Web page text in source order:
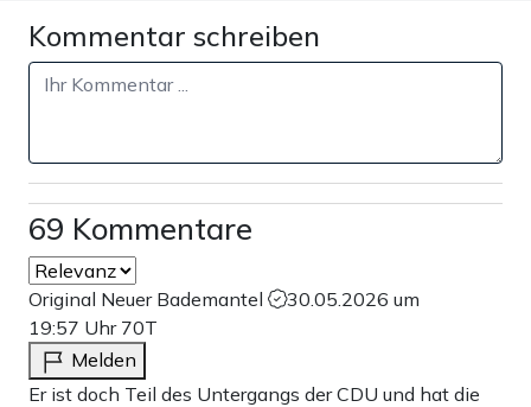
Kommentar schreiben
69 Kommentare
Original Neuer Bademantel
30.05.2026 um
19:57 Uhr 70T
Melden
Er ist doch Teil des Untergangs der CDU und hat die